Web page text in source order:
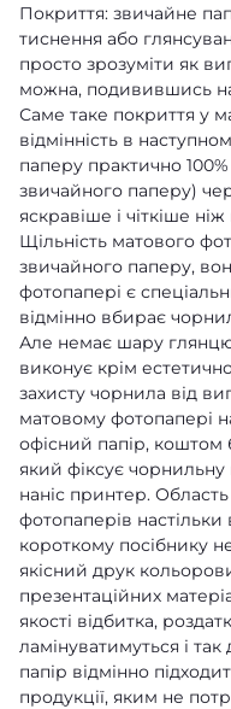
Покриття: звичайне
тиснення або
просто зрозуміти як
можна, подивившись
Саме таке покриття у
відмінність в
паперу практично
звичайного паперу)
яскравіше і чіткіше
Щільність матового
звичайного паперу,
фотопапері є
відмінно вбирає
Але немає шару
виконує крім
захисту чорнила від
матовому фотопапері
офісний папір, коштом
який фіксує чорнильну
наніс принтер.
фотопаперів
короткому посібнику
якісний друк
презентаційних
якості відбитка,
ламінуватимуться і
папір відмінно
продукції, яким не